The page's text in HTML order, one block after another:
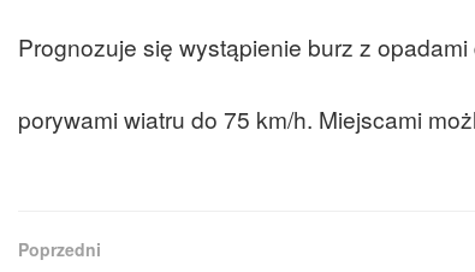
Prognozuje się wystąpienie burz z
porywami wiatru do 75 km/h. Miejscami
Poprzedni